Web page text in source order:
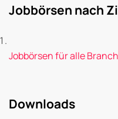
Jobbörsen nach
Jobbörsen für alle
Downloads